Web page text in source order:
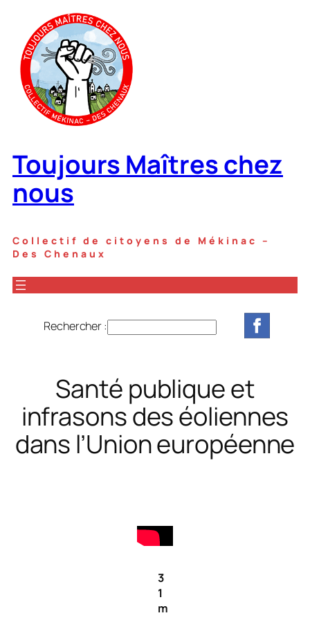
Toujours Maîtres chez
nous
Collectif de citoyens de Mékinac –
Des Chenaux
Rechercher :
h
e
r
c
h
Santé publique et
infrasons des éoliennes
dans l’Union européenne
3
1
m